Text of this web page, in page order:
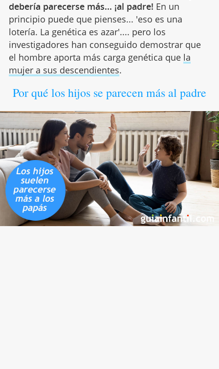
debería parecerse más... ¡al padre! En un
principio puede que pienses... 'eso es una
lotería. La genética es azar'.... pero los
investigadores han conseguido demostrar que
el hombre aporta más carga genética que la
mujer a sus descendientes.
Por qué los hijos se parecen más al padre